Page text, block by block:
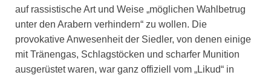
auf rassistische Art und Weise „möglichen Wahlbetrug
unter den Arabern verhindern“ zu wollen. Die
provokative Anwesenheit der Siedler, von denen einige
mit Tränengas, Schlagstöcken und scharfer Munition
ausgerüstet waren, war ganz offiziell vom „Likud“ in